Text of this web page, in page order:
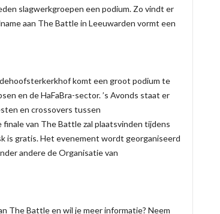
slagwerkgroepen een podium. Zo vindt er
aan The Battle in Leeuwarden vormt een
komt een groot podium te
en de HaFaBra-sector. ’s Avonds staat er
en crossovers tussen
van The Battle zal plaatsvinden tijdens
is gratis. Het evenement wordt georganiseerd
andere de Organisatie van
The Battle en wil je meer informatie? Neem